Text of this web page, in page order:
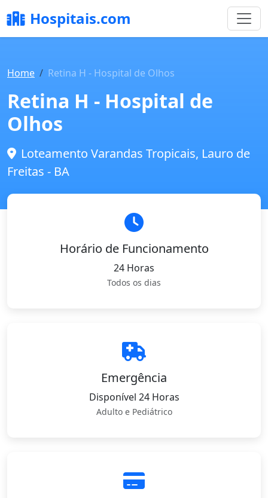
Hospitais.com
Home Retina H - Hospital de Olhos
Retina H - Hospital de
Olhos
Loteamento Varandas Tropicais, Lauro de
Freitas - BA
Horário de Funcionamento
24 Horas
Todos os dias
Emergência
Disponível 24 Horas
Adulto e Pediátrico